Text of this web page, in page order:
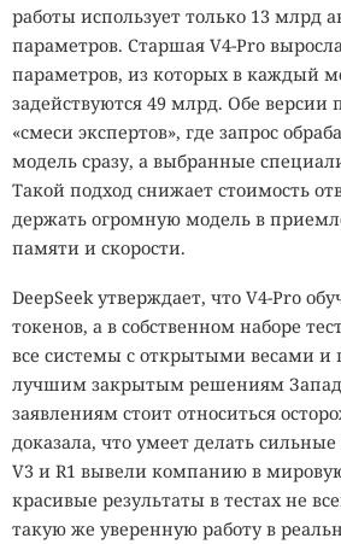
работы использует только 13 млрд
параметров. Старшая V4-Pro
параметров, из которых в каждый
задействуются 49 млрд. Обе версии
«смеси экспертов», где запрос
модель сразу, а выбранные
Такой подход снижает стоимость
держать огромную модель в
памяти и скорости.
DeepSeek утверждает, что V4-Pro
токенов, а в собственном наборе
все системы с открытыми весами и
лучшим закрытым решениям
заявлениям стоит относиться
доказала, что умеет делать
V3 и R1 вывели компанию в
красивые результаты в тестах не
такую же уверенную работу в